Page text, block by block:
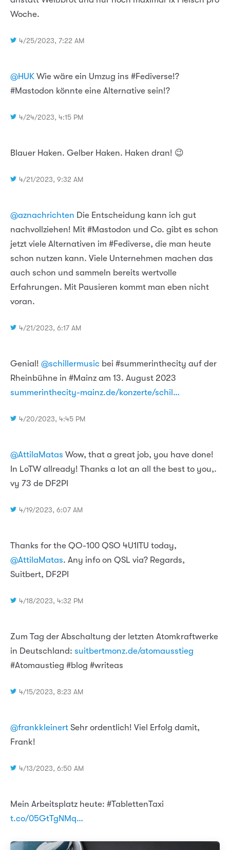
Woche.
4/25/2023, 7:22 AM
@HUK Wie wäre ein Umzug ins #Fediverse!?
#Mastodon könnte eine Alternative sein!?
4/24/2023, 4:15 PM
Blauer Haken. Gelber Haken. Haken dran! 😉
4/21/2023, 9:32 AM
@aznachrichten Die Entscheidung kann ich gut
nachvollziehen! Mit #Mastodon und Co. gibt es schon
jetzt viele Alternativen im #Fediverse, die man heute
schon nutzen kann. Viele Unternehmen machen das
auch schon und sammeln bereits wertvolle
Erfahrungen. Mit Pausieren kommt man eben nicht
voran.
4/21/2023, 6:17 AM
Genial! @schillermusic bei #summerinthecity auf der
Rheinbühne in #Mainz am 13. August 2023
summerinthecity-mainz.de/konzerte/schil…
4/20/2023, 4:45 PM
@AttilaMatas Wow, that a great job, you have done!
In LoTW allready! Thanks a lot an all the best to you,.
vy 73 de DF2PI
4/19/2023, 6:07 AM
Thanks for the QO-100 QSO 4U1ITU today,
@AttilaMatas. Any info on QSL via? Regards,
Suitbert, DF2PI
4/18/2023, 4:32 PM
Zum Tag der Abschaltung der letzten Atomkraftwerke
in Deutschland: suitbertmonz.de/atomausstieg
#Atomaustieg #blog #writeas
4/15/2023, 8:23 AM
@frankkleinert Sehr ordentlich! Viel Erfolg damit,
Frank!
4/13/2023, 6:50 AM
Mein Arbeitsplatz heute: #TablettenTaxi
t.co/05GtTgNMq…